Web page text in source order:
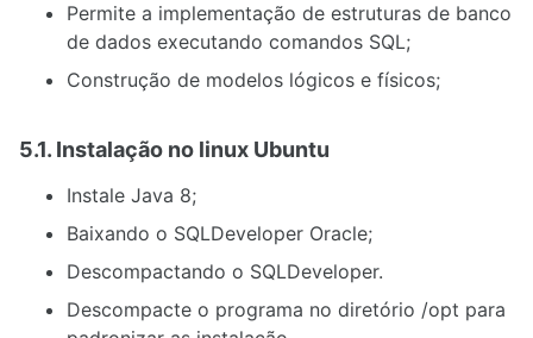
Permite a implementação de estruturas de banco
de dados executando comandos SQL;
Construção de modelos lógicos e físicos;
5.1. Instalação no linux Ubuntu
Instale Java 8;
Baixando o SQLDeveloper Oracle;
Descompactando o SQLDeveloper.
Descompacte o programa no diretório /opt para